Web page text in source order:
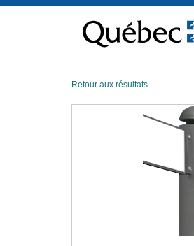
contenu
Retour aux résultats